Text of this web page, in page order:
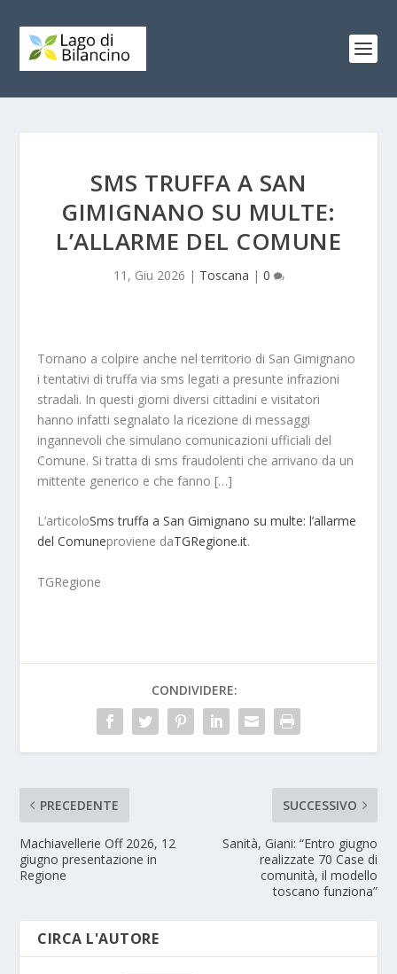
SMS TRUFFA A SAN
GIMIGNANO SU MULTE:
L’ALLARME DEL COMUNE
11, Giu 2026 | Toscana | 0
Tornano a colpire anche nel territorio di San Gimignano
i tentativi di truffa via sms legati a presunte infrazioni
stradali. In questi giorni diversi cittadini e visitatori
hanno infatti segnalato la ricezione di messaggi
ingannevoli che simulano comunicazioni ufficiali del
Comune. Si tratta di sms fraudolenti che arrivano da un
mittente generico e che fanno […]
L’articoloSms truffa a San Gimignano su multe: l’allarme
del Comuneproviene daTGRegione.it.
TGRegione
CONDIVIDERE:
PRECEDENTE
Machiavellerie Off 2026, 12
giugno presentazione in
Regione
SUCCESSIVO
Sanità, Giani: “Entro giugno
realizzate 70 Case di
comunità, il modello
toscano funziona”
CIRCA L'AUTORE